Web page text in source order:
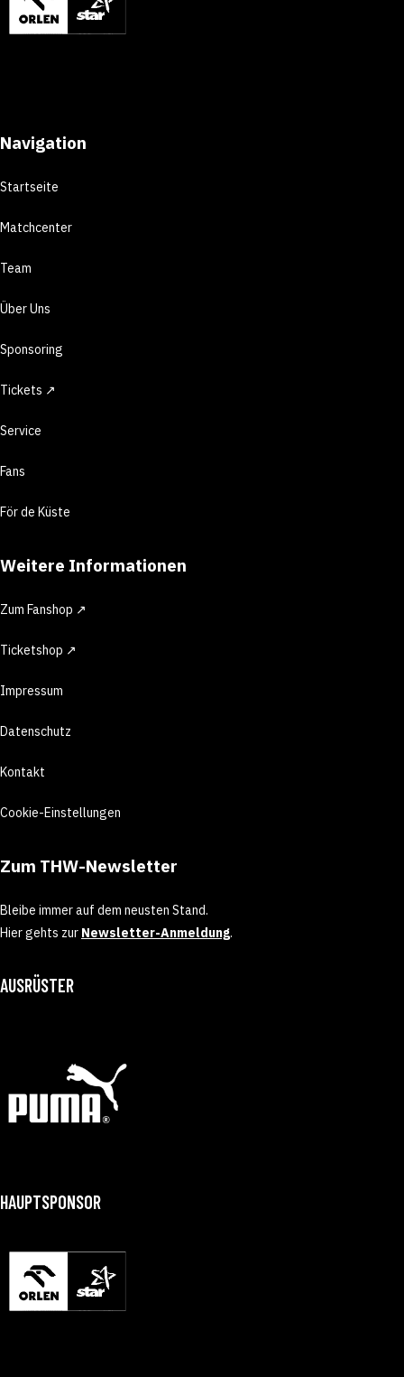
Navigation
Startseite
Matchcenter
Team
Über Uns
Sponsoring
Tickets ↗
Service
Fans
För de Küste
Weitere Informationen
Zum Fanshop ↗
Ticketshop ↗
Impressum
Datenschutz
Kontakt
Cookie-Einstellungen
Zum THW-Newsletter
Bleibe immer auf dem neusten Stand.
Hier gehts zur Newsletter-Anmeldung.
AUSRÜSTER
HAUPTSPONSOR